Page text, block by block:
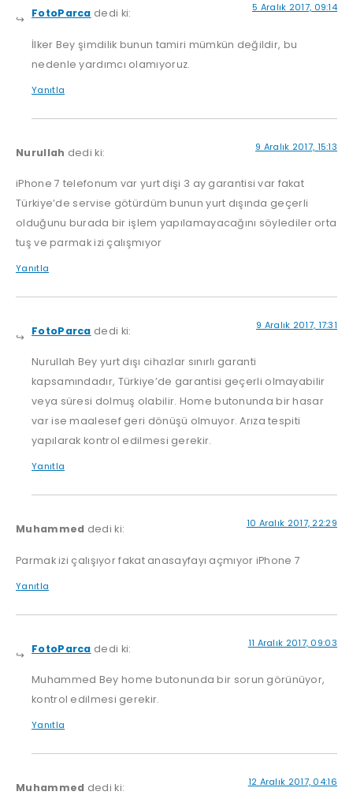
FotoParca dedi ki: 5 Aralık 2017, 09:14
İlker Bey şimdilik bunun tamiri mümkün değildir, bu
nedenle yardımcı olamıyoruz.
Yanıtla
Nurullah dedi ki: 9 Aralık 2017, 15:13
iPhone 7 telefonum var yurt dişi 3 ay garantisi var fakat
Türkiye’de servise götürdüm bunun yurt dışında geçerli
olduğunu burada bir işlem yapılamayacağını söylediler orta
tuş ve parmak izi çalışmıyor
Yanıtla
FotoParca dedi ki: 9 Aralık 2017, 17:31
Nurullah Bey yurt dışı cihazlar sınırlı garanti
kapsamındadır, Türkiye’de garantisi geçerli olmayabilir
veya süresi dolmuş olabilir. Home butonunda bir hasar
var ise maalesef geri dönüşü olmuyor. Arıza tespiti
yapılarak kontrol edilmesi gerekir.
Yanıtla
Muhammed dedi ki: 10 Aralık 2017, 22:29
Parmak izi çalışıyor fakat anasayfayı açmıyor iPhone 7
Yanıtla
FotoParca dedi ki: 11 Aralık 2017, 09:03
Muhammed Bey home butonunda bir sorun görünüyor,
kontrol edilmesi gerekir.
Yanıtla
Muhammed dedi ki: 12 Aralık 2017, 04:16